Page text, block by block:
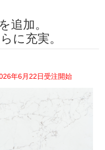
追加。
に充実。
年6月22日受注開始